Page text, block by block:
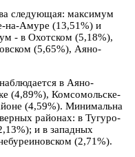
следующая: максимум
на-Амуре (13,51%) и
- в Охотском (5,18%),
(5,65%), Аяно-
в Аяно-
(4,89%), Комсомольске-
(4,59%). Минимальна
районах: в Тугуро-
и в западных
(2,71%).